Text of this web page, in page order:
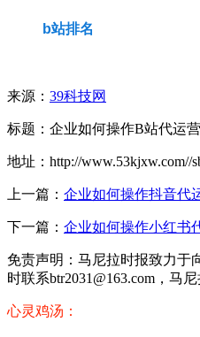
b站排名
来源： 39科技网
标题：企业如何操作B站代运
地址：http://www.53kjxw.com//
上一篇： 企业如何操作抖音代
下一篇： 企业如何操作小红书
免责声明：马尼拉时报致力于
时联系btr2031@163.com，马
心灵鸡汤：